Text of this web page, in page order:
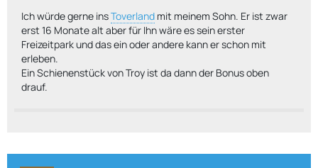
Ich würde gerne insToverland mit meinem Sohn. Er ist zwar
erst 16 Monate alt aber für Ihn wäre es sein erster
Freizeitpark und das ein oder andere kann er schon mit
erleben.
Ein Schienenstück von Troy ist da dann der Bonus oben
drauf.